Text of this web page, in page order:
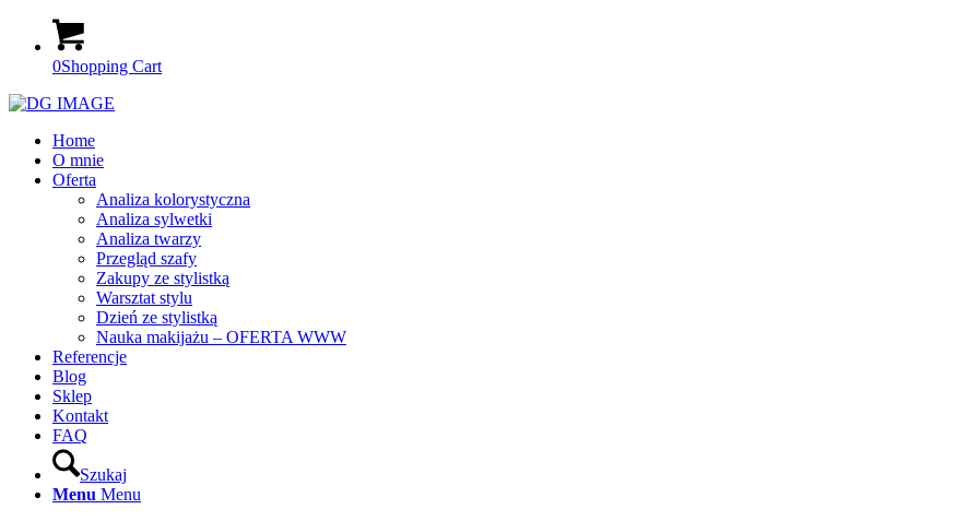
0Shopping Cart
Home
O mnie
Oferta
Analiza kolorystyczna
Analiza sylwetki
Analiza twarzy
Przegląd szafy
Zakupy ze stylistką
Warsztat stylu
Dzień ze stylistką
Nauka makijażu – OFERTA WWW
Referencje
Blog
Sklep
Kontakt
FAQ
Szukaj
Menu Menu